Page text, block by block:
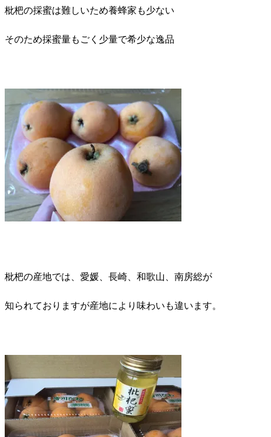
枇杷の採蜜は難しいため養蜂家も少ない
そのため採蜜量もごく少量で希少な逸品
枇杷の産地では、愛媛、長崎、和歌山、南房総が
知られておりますが産地により味わいも違います。